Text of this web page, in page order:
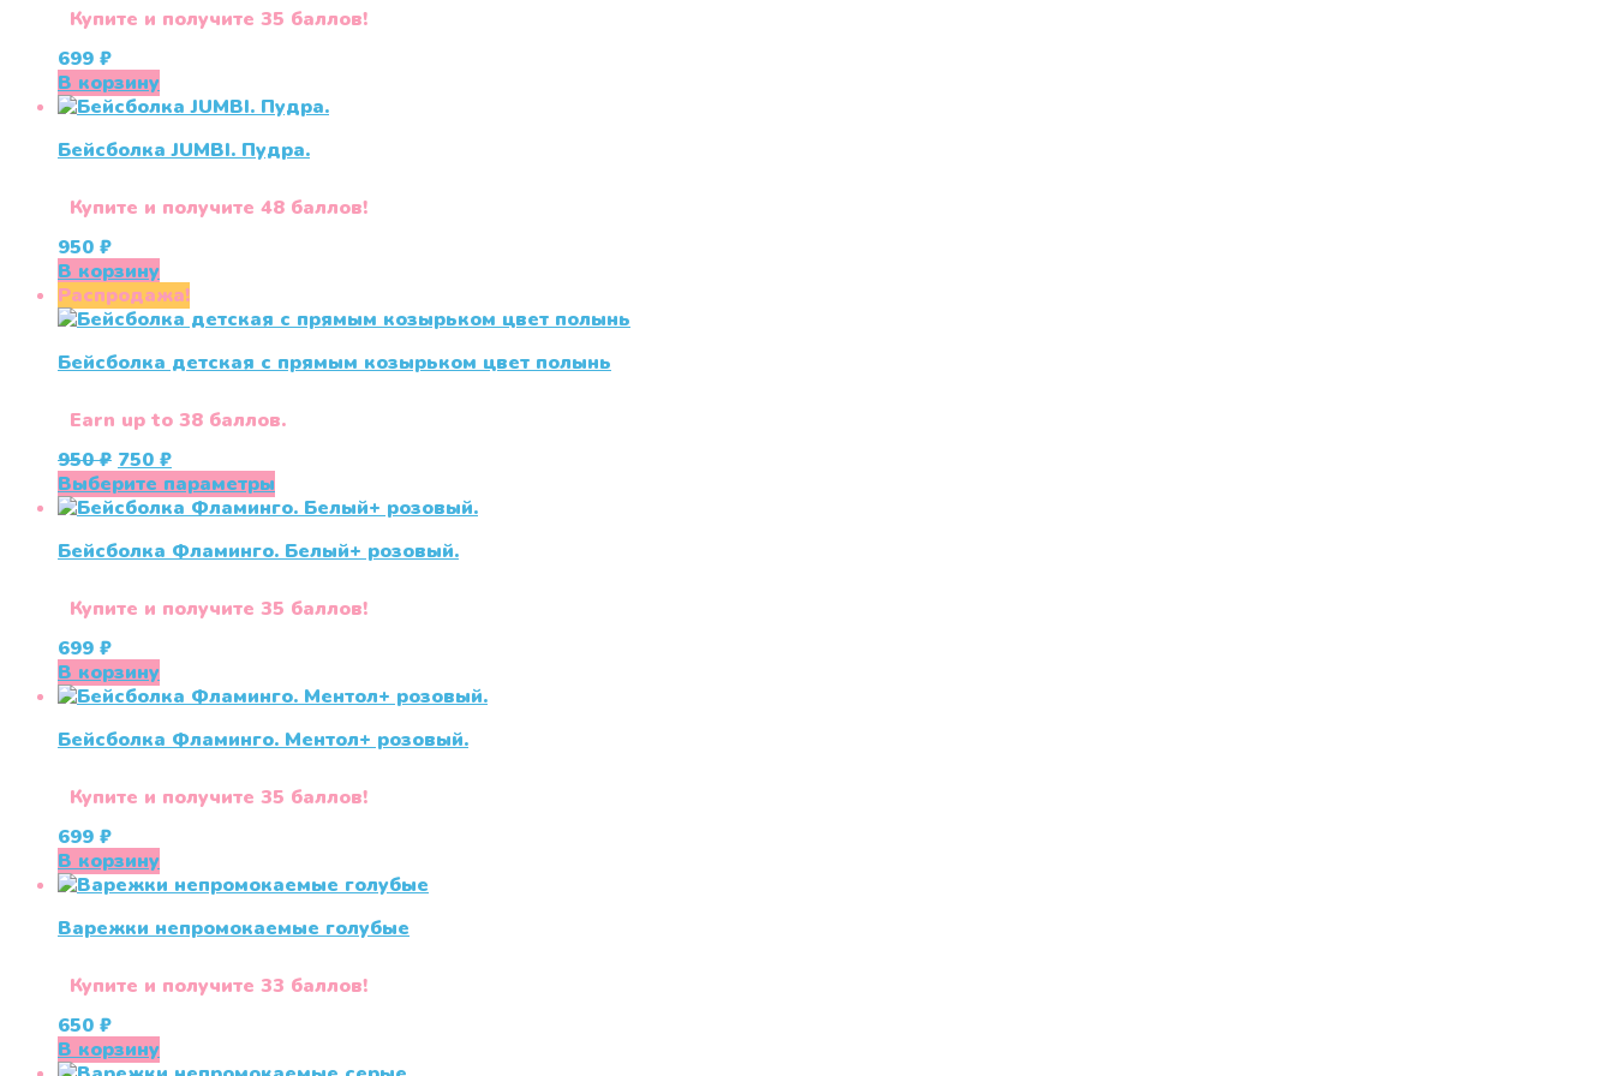
Купите и получите 35 баллов!
699 ₽
В корзину
Бейсболка JUMBI. Пудра.
Купите и получите 48 баллов!
950 ₽
В корзину
Распродажа!
Бейсболка детская с прямым козырьком цвет полынь
Earn up to 38 баллов.
950₽ Первоначальная
цена
составляла
750 ₽Текущая
цена:
750 ₽.
Выберите параметры
товар
несколько
Опции
странице
Бейсболка Фламинго. Белый+ розовый.
Купите и получите 35 баллов!
699 ₽
В корзину
Бейсболка Фламинго. Ментол+ розовый.
Купите и получите 35 баллов!
699 ₽
В корзину
Варежки непромокаемые голубые
Купите и получите 33 баллов!
650 ₽
В корзину